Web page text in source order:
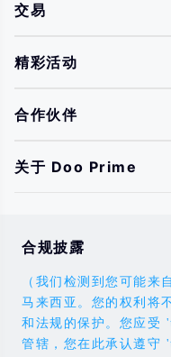
交易
精彩活动
合作伙伴
关于 Doo Prime
合规披露
（我们检测到您可能来
马来西亚。您的权利将
和法规的保护。您应受
管辖，您在此承认遵守